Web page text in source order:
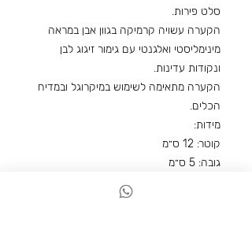
סלט פירות.
הקערה עשויה קרמיקה בגוון אבן במראה
מינימליסטי ואלגנטי עם גימור זיגוג לבן
ונקודות עדינות.
הקערה מתאימה לשימוש במיקרוגל ובמדיח
הכלים.
מידות:
קוטר: 12 ס״מ
גובה: 5 ס״מ